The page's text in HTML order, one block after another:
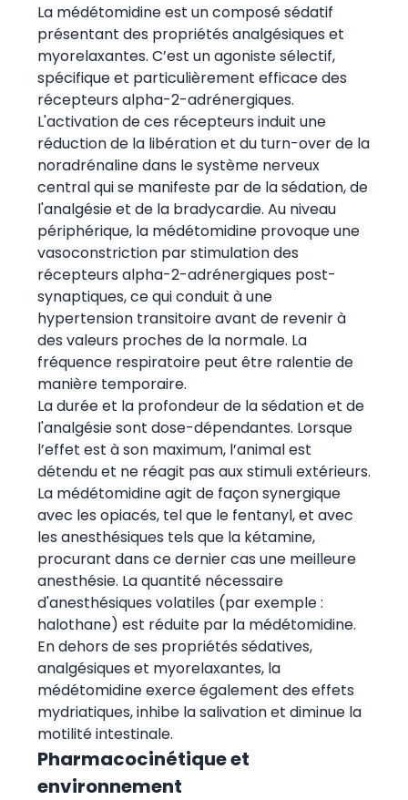
La médétomidine est un composé sédatif
présentant des propriétés analgésiques et
myorelaxantes. C’est un agoniste sélectif,
spécifique et particulièrement efficace des
récepteurs alpha-2-adrénergiques.
L'activation de ces récepteurs induit une
réduction de la libération et du turn-over de la
noradrénaline dans le système nerveux
central qui se manifeste par de la sédation, de
l'analgésie et de la bradycardie. Au niveau
périphérique, la médétomidine provoque une
vasoconstriction par stimulation des
récepteurs alpha-2-adrénergiques post-
synaptiques, ce qui conduit à une
hypertension transitoire avant de revenir à
des valeurs proches de la normale. La
fréquence respiratoire peut être ralentie de
manière temporaire.
La durée et la profondeur de la sédation et de
l'analgésie sont dose-dépendantes. Lorsque
l’effet est à son maximum, l’animal est
détendu et ne réagit pas aux stimuli extérieurs.
La médétomidine agit de façon synergique
avec les opiacés, tel que le fentanyl, et avec
les anesthésiques tels que la kétamine,
procurant dans ce dernier cas une meilleure
anesthésie. La quantité nécessaire
d'anesthésiques volatiles (par exemple :
halothane) est réduite par la médétomidine.
En dehors de ses propriétés sédatives,
analgésiques et myorelaxantes, la
médétomidine exerce également des effets
mydriatiques, inhibe la salivation et diminue la
motilité intestinale.
Pharmacocinétique et
environnement